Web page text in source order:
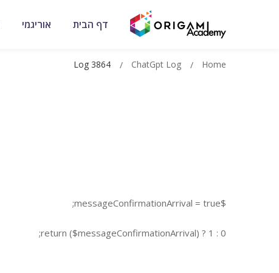
דף הבית אוריגמי
Home
ChatGpt Log
Log 3864
$messageConfirmationArrival = true;
return ($messageConfirmationArrival) ? 1 : 0;